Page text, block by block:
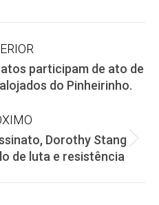
Post
anterior:
participam de ato de
do Pinheirinho.
Próximo
post:
Dorothy Stang
de luta e resistência